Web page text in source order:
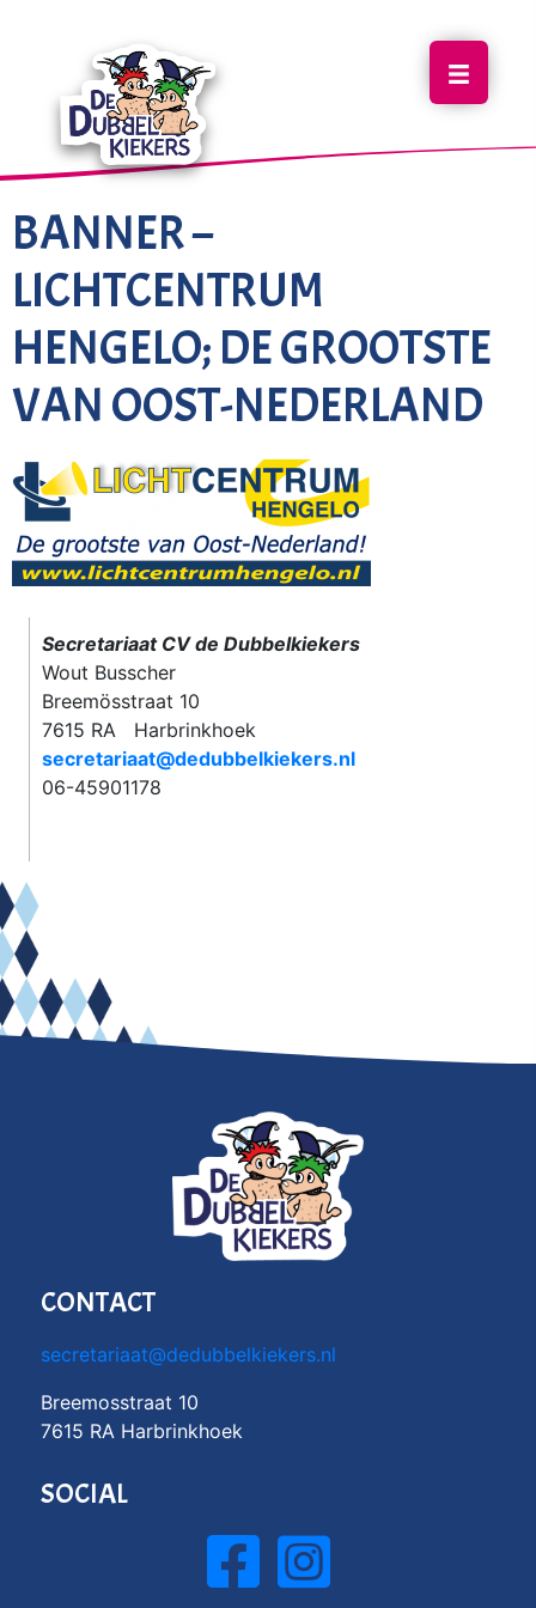
BANNER –
LICHTCENTRUM
HENGELO; DE GROOTSTE
VAN OOST-NEDERLAND
Secretariaat CV de Dubbelkiekers
Wout Busscher
Breemösstraat 10
7615 RA Harbrinkhoek
secretariaat@dedubbelkiekers.nl
06-45901178
CONTACT
secretariaat@dedubbelkiekers.nl
Breemosstraat 10
7615 RA Harbrinkhoek
SOCIAL